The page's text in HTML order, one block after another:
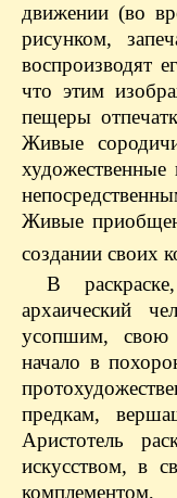
движении (во
рисунком,
воспроизводят
что этим
пещеры
Живые
Живые
создании своих
В
архаический
усопшим, свою
начало в
предкам,
Аристотель
искусством, в